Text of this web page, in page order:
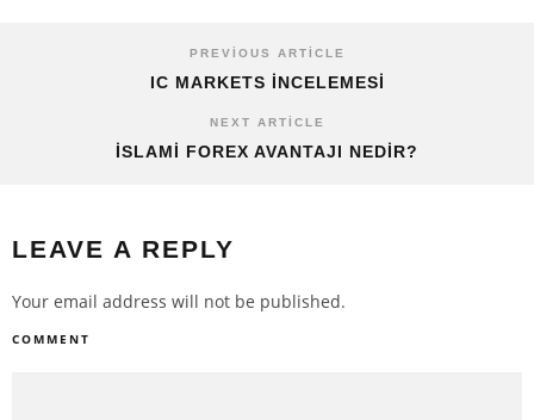
PREVIOUS ARTICLE
IC MARKETS İNCELEMESİ
NEXT ARTICLE
İSLAMI FOREX AVANTAJI NEDIR?
LEAVE A REPLY
Your email address will not be published.
COMMENT